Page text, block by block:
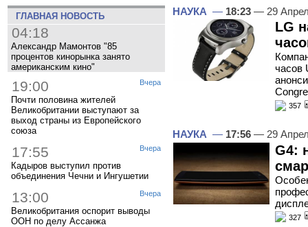
ГЛАВНАЯ НОВОСТЬ
04:18
Александр Мамонтов "85
процентов кинорынка занято
американским кино"
Вчера
19:00
Почти половина жителей
Великобритании выступают за
выход страны из Европейского
союза
Вчера
17:55
Кадыров выступил против
объединения Чечни и Ингушетии
Вчера
13:00
Великобритания оспорит выводы
ООН по делу Ассанжа
НАУКА — 18:23 — 29
LG
часов
357
НАУКА — 17:56 — 29
G4:
327